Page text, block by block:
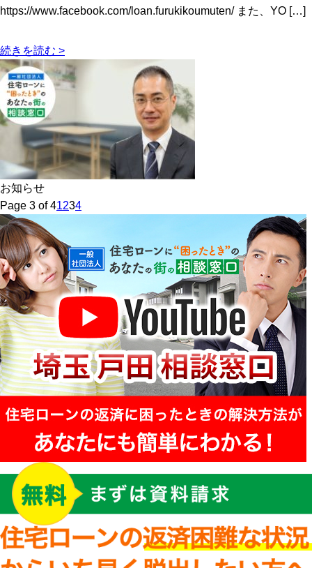
https://www.facebook.com/loan.furukikoumuten/ また、YO […]
続きを読む >
お知らせ
Page 3 of 41234